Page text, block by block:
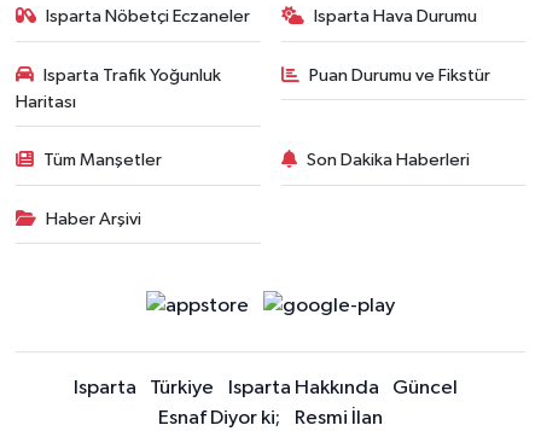
Isparta Nöbetçi Eczaneler Isparta Hava Durumu
Isparta Trafik Yoğunluk
Haritası
Puan Durumu ve Fikstür
Tüm Manşetler Son Dakika Haberleri
Haber Arşivi
Isparta Türkiye Isparta Hakkında
Güncel
Esnaf Diyor ki;
Resmi İlan